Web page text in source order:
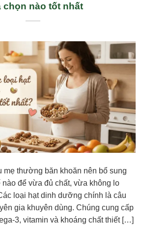
chọn nào tốt nhất
mẹ thường băn khoăn nên bổ sung
để vừa đủ chất, vừa không lo
loại hạt dinh dưỡng chính là câu
gia khuyên dùng. Chúng cung cấp
3, vitamin và khoáng chất thiết […]